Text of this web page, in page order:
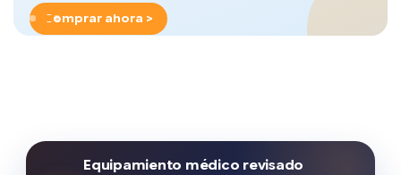
Comprar ahora >
Equipamiento médico revisado